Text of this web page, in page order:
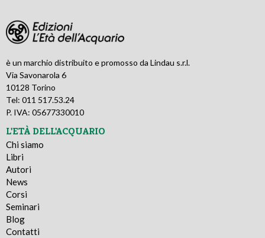
è un marchio distribuito e promosso da Lindau s.r.l.
Via Savonarola 6
10128 Torino
Tel: 011 517.53.24
P. IVA: 05677330010
L'ETÀ DELL'ACQUARIO
Chi siamo
Libri
Autori
News
Corsi
Seminari
Blog
Contatti